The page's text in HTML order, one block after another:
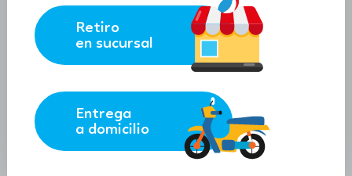
Retiro
en sucursal
Entrega
a domicilio